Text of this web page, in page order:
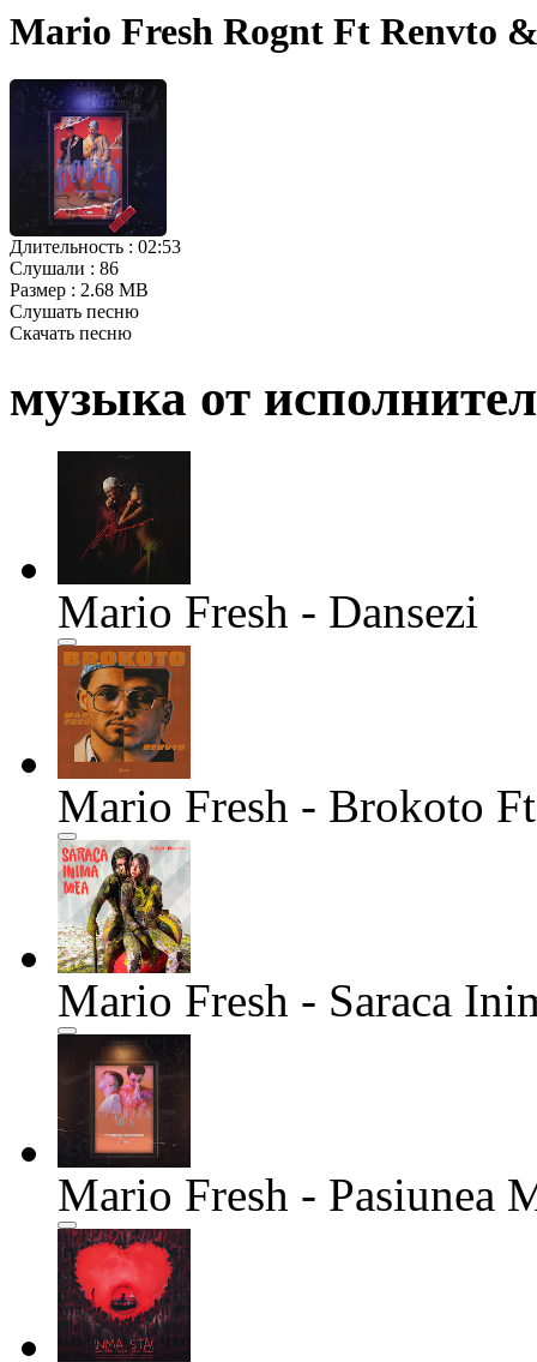
Mario Fresh Rognt Ft Renvto
Длительность : 02:53
Слушали : 86
Размер : 2.68 MB
Слушать песню
Скачать песню
музыка от
Mario Fresh - Dansezi
Mario Fresh - Brokoto
Mario Fresh - Saraca
Mario Fresh - Pasiunea